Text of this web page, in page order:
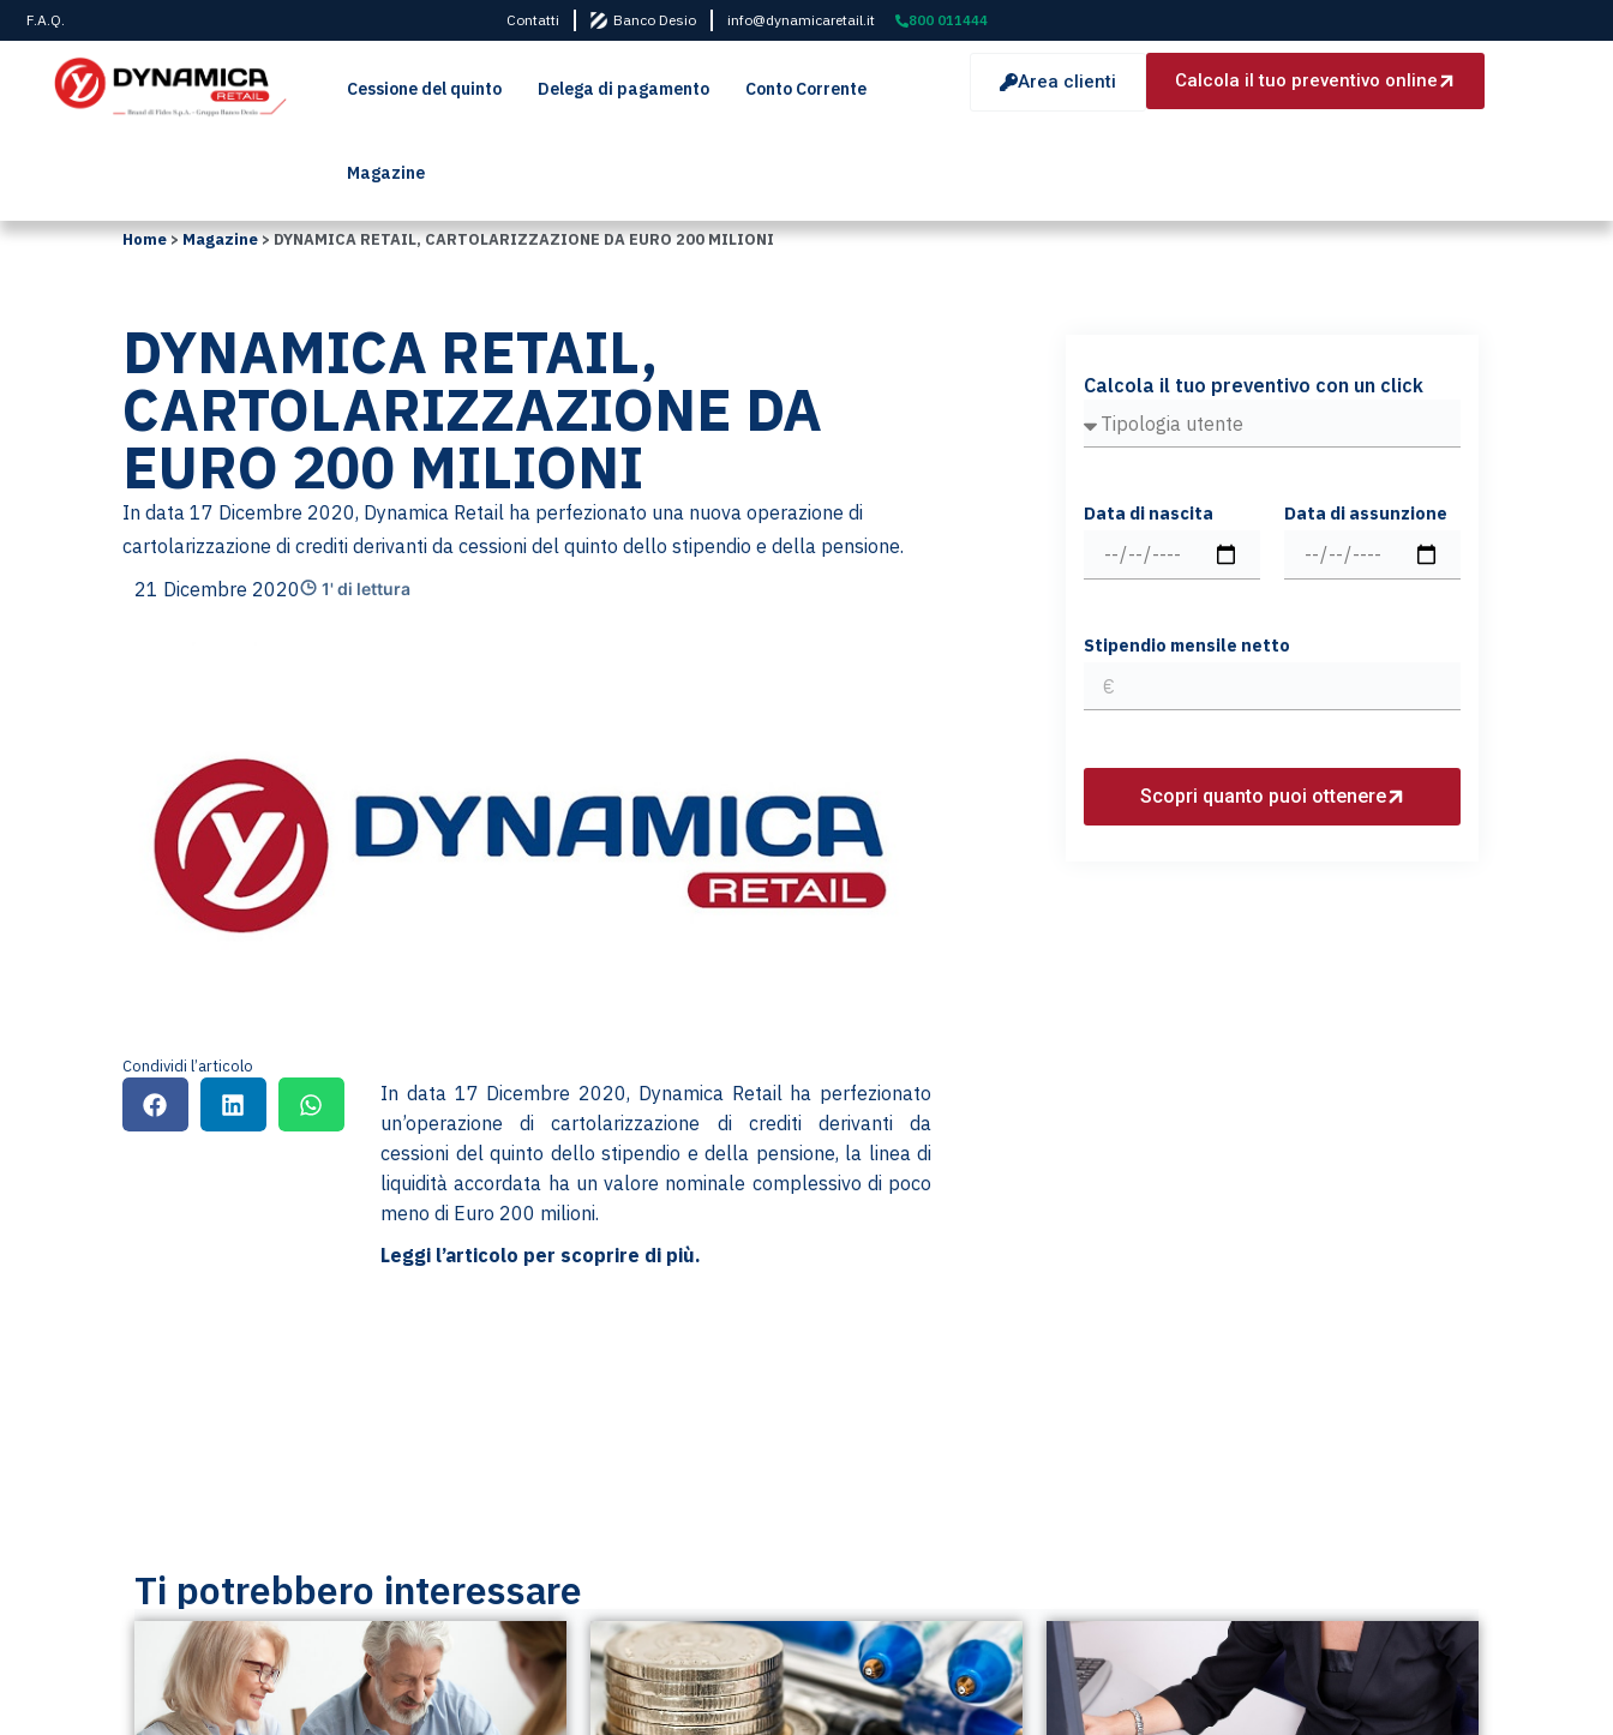
F.A.Q. Contatti Banco Desio info@dynamicaretail.it 800 011444
Cessione del quinto Delega di pagamento Conto Corrente
Magazine
Area clienti Calcola il tuo preventivo online
Home>Magazine>DYNAMICA RETAIL, CARTOLARIZZAZIONE DA EURO 200 MILIONI
DYNAMICA RETAIL,
CARTOLARIZZAZIONE DA
EURO 200 MILIONI
In data 17 Dicembre 2020, Dynamica Retail ha perfezionato una nuova operazione di
cartolarizzazione di crediti derivanti da cessioni del quinto dello stipendio e della pensione.
21 Dicembre 2020
1' di lettura
Condividi l’articolo
In data 17 Dicembre 2020, Dynamica Retail ha perfezionato
un’operazione di cartolarizzazione di crediti derivanti da
cessioni del quinto dello stipendio e della pensione, la linea di
liquidità accordata ha un valore nominale complessivo di poco
meno di Euro 200 milioni.
Leggi l’articolo per scoprire di più.
Calcola il tuo preventivo con un click
Data di nascita Data di assunzione
Stipendio mensile netto
Scopri quanto puoi ottenere
Ti potrebbero interessare